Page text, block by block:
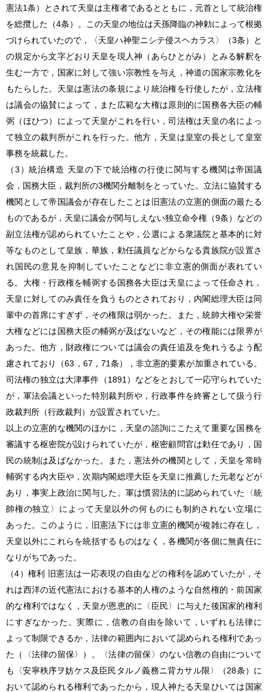
憲法1条）とされて天皇は主権者であるとともに，元首として統治権
を総攬した（4条）。この天皇の地位は天孫降臨の神勅によって根拠
づけられていたので，〈天皇ハ神聖ニシテ侵スヘカラス〉（3条）と
の規定から文字どおり天皇を現人神（あらひとがみ）とみる解釈を
生む一方で，国家に対して強い宗教性を与え，神道の国家宗教化を
もたらした。天皇は憲法の条規により統治権を行使したが，立法権
は議会の協賛によって，また広範な大権は原則的に国務各大臣の輔
弼（ほひつ）によって天皇がこれを行い，司法権は天皇の名によっ
て独立の裁判所がこれを行った。他方，天皇は皇室の長として皇室
事務を統裁した。
（3）統治構造 天皇の下で統治権の行使に関与する機関は帝国議
会，国務大臣，裁判所の3機関分離制をとっていた。立法に協賛する
機関として帝国議会が存在したことは旧憲法の立憲的側面の最たる
ものであるが，天皇に議会が関与しえない独立命令権（9条）などの
副立法権が認められていたことや，公選による衆議院と基本的に対
等なものとして皇族，華族，勅任議員などからなる貴族院が設置さ
れ国民の意見を抑制していたことなどに非立憲的側面が表れてい
る。大権・行政権を輔弼する国務各大臣は天皇によって任命され，
天皇に対してのみ責任を負うものとされており，内閣総理大臣は同
輩中の首席にすぎず，その権限は弱かった。また，統帥大権や栄誉
大権などには国務大臣の輔弼が及ばないなど，その権能には限界が
あった。他方，財政権については議会の責任追及を免れうるよう配
慮されており（63，67，71条），非立憲的要素が加重されている。
司法権の独立は大津事件（1891）などをとおして一応守られていた
が，軍法会議といった特別裁判所や，行政事件を終審として扱う行
政裁判所（行政裁判）が設置されていた。
以上の立憲的な機関のほかに，天皇の諮詢にこたえて重要な国務を
審議する枢密院が設けられていたが，枢密顧問官は勅任であり，国
民の統制は及ばなかった。また，憲法外の機関として，天皇を常時
輔弼する内大臣や，次期内閣総理大臣を天皇に推薦した元老などが
あり，事実上政治に関与した。軍は慣習法的に認められていた〈統
帥権の独立〉によって天皇以外の何ものにも制約されない立場に
あった。このように，旧憲法下には非立憲的機関が複雑に存在し，
天皇以外にこれらを統括するものはなく，各機関が各個に無責任に
なりがちであった。
（4）権利 旧憲法は一応表現の自由などの権利を認めていたが，そ
れは西洋の近代憲法における基本的人権のような自然権的・前国家
的な権利ではなく，天皇が恩恵的に〈臣民〉に与えた後国家的権利
にすぎなかった。実際に，信教の自由を除いて，いずれも法律に
よって制限できるか，法律の範囲内において認められる権利であっ
た（〈法律の留保〉）。〈法律の留保〉のない信教の自由について
も〈安寧秩序ヲ妨ケス及臣民タルノ義務ニ背カサル限〉（28条）に
おいて認められる権利であったから，現人神たる天皇ひいては国家